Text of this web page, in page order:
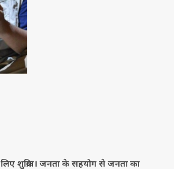
शुक्रिया। जनता के सहयोग से जनता का